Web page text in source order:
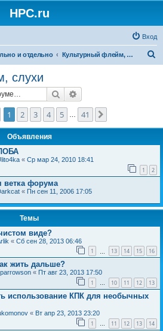
HPC.ru
Вход
и отдельно Культурный флейм, слухи
слухи
Поиск
1 из
1 2 3 4 5 41
Объявления
« Ср мар 24, 2010 18:41
1 2
ветка форума
« Пн сен 11, 2006 17:05
Темы
виде?
« Сб сен 28, 2013 06:46
1 13 14 15 16
жить дальше?
« Пт авг 23, 2013 17:50
1 … 10 11 12 13
использование КПК для необычных
« Вт апр 23, 2013 23:20
1 … 11 12 13 14